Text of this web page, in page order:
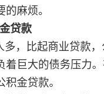
麻烦。
贷款
多，比起商业贷款
着巨大的债务压力
金贷款。